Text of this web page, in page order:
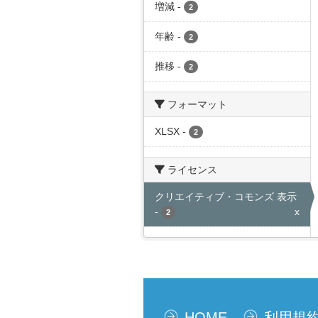
増減 - 2
年齢 - 2
推移 - 2
フォーマット
XLSX - 2
ライセンス
クリエイティブ・コモンズ 表示
-
2 x